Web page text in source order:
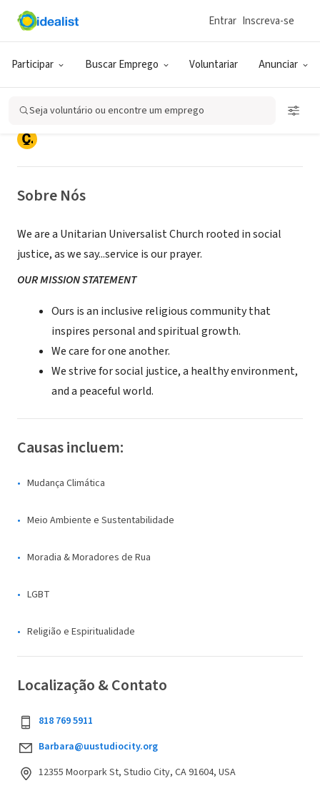
Participar Buscar Emprego Voluntariar Anunciar
Entrar Inscreva-se
Seja voluntário ou encontre um emprego
ONG (SETOR SOCIAL)
Unitarian Universalist Church of
Studio City
Los Angeles, CA|uustudiocity.org/
Sobre Nós
We are a Unitarian Universalist Church rooted in social
justice, as we say...service is our prayer.
OUR MISSION STATEMENT
Ours is an inclusive religious community that
inspires personal and spiritual growth.
We care for one another.
We strive for social justice, a healthy environment,
and a peaceful world.
Causas incluem:
Mudança Climática
Meio Ambiente e Sustentabilidade
Moradia & Moradores de Rua
LGBT
Religião e Espiritualidade
Localização & Contato
818 769 5911
Barbara@uustudiocity.org
12355 Moorpark St, Studio City, CA 91604, USA